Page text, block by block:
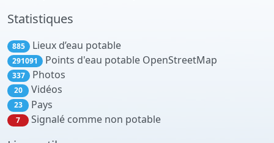
Statistiques
885 Lieux d’eau potable
291091 Points d'eau potable OpenStreetMap
337 Photos
20 Vidéos
23 Pays
7 Signalé comme non potable